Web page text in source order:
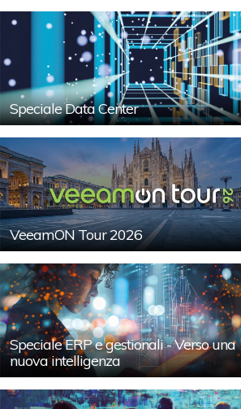
Speciale Data Center
VeeamON Tour 2026
Speciale ERP e gestionali - Verso una
nuova intelligenza